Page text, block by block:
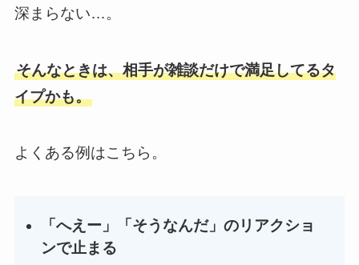
深まらない…。
そんなときは、相手が雑談だけで満足してるタ
イプかも。
よくある例はこちら。
「へえー」「そうなんだ」のリアクショ
ンで止まる